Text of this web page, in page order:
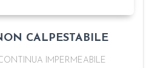
CALPESTABILE
IMPERMEABILE